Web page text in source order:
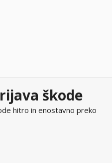
škode
hitro in enostavno preko